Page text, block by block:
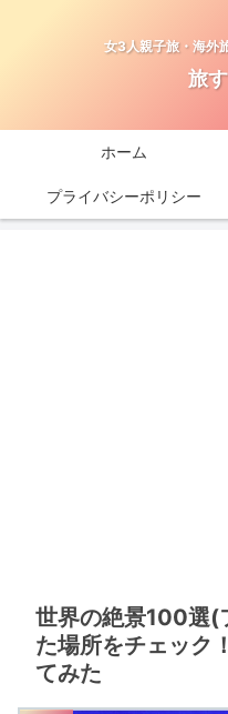
女3人親子旅・海外
旅
ホーム
プライバシーポリシー
世界の絶景100選(
た場所をチェック
てみた